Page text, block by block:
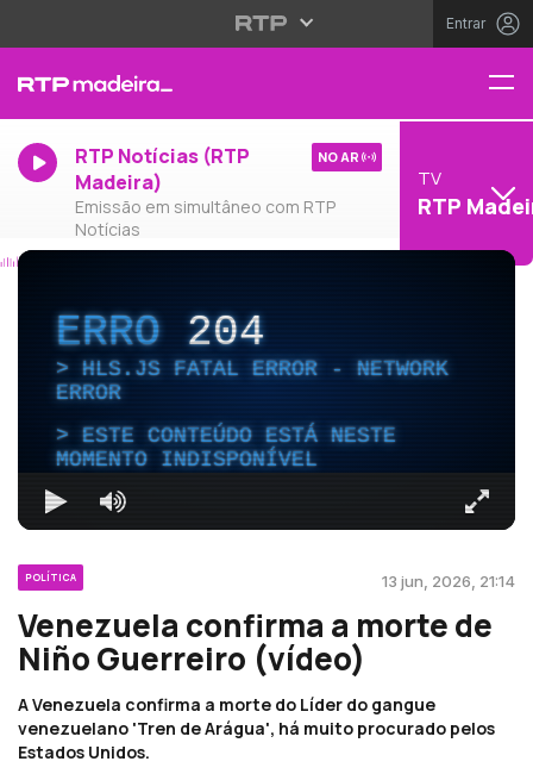
Entrar
RTP Notícias (RTP
Madeira)
Emissão em simultâneo com RTP
Notícias
NO AR
TV
RTP
ERRO204
HLS.JS FATAL ERROR - NETWORK
ERROR
ESTE CONTEÚDO ESTÁ NESTE
MOMENTO INDISPONÍVEL
POLÍTICA 13 jun, 2026, 21:14
Venezuela confirma a morte de
Niño Guerreiro (vídeo)
A Venezuela confirma a morte do Líder do gangue
venezuelano 'Tren de Arágua', há muito procurado pelos
Estados Unidos.